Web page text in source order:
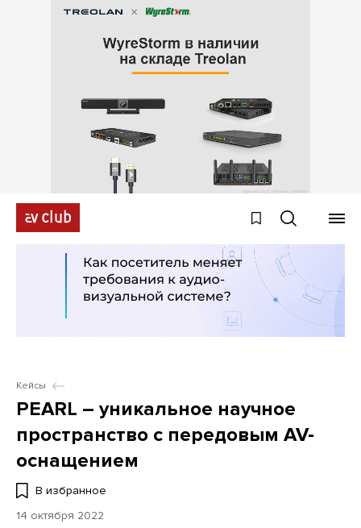
Кейсы
PEARL – уникальное научное
пространство с передовым AV-
оснащением
В избранное
14 октября 2022